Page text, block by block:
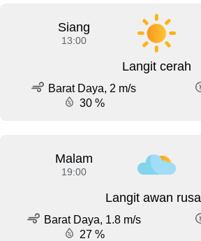
Siang
13:00
Langit cerah
Barat Daya, 2 m/s
30 %
Malam
19:00
Langit awan
Barat Daya, 1.8 m/s
27 %